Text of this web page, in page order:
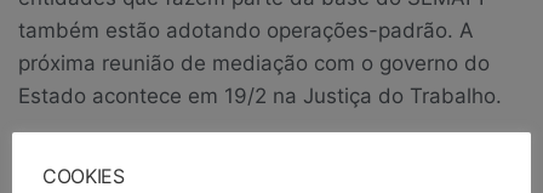
também estão adotando operações-padrão. A
próxima reunião de mediação com o governo do
Estado acontece em 19/2 na Justiça do Trabalho.
COOKIES